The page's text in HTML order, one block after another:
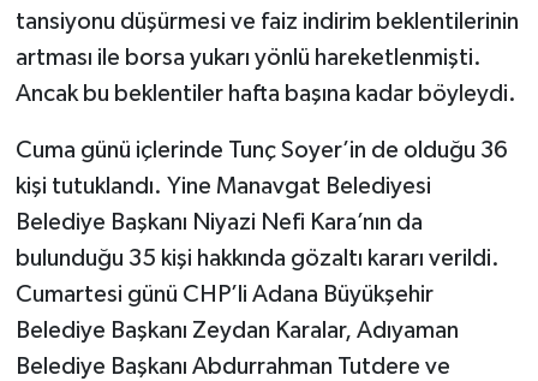
tansiyonu düşürmesi ve faiz indirim beklentilerinin
artması ile borsa yukarı yönlü hareketlenmişti.
Ancak bu beklentiler hafta başına kadar böyleydi.
Cuma günü içlerinde Tunç Soyer’in de olduğu 36
kişi tutuklandı. Yine Manavgat Belediyesi
Belediye Başkanı Niyazi Nefi Kara’nın da
bulunduğu 35 kişi hakkında gözaltı kararı verildi.
Cumartesi günü CHP’li Adana Büyükşehir
Belediye Başkanı Zeydan Karalar, Adıyaman
Belediye Başkanı Abdurrahman Tutdere ve